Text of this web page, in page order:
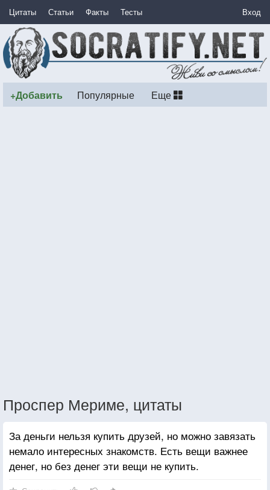
Цитаты Статьи Факты Тесты Вход
+Добавить Популярные Еще
Проспер Мериме, цитаты
За деньги нельзя купить друзей, но можно завязать
немало интересных знакомств. Есть вещи важнее
денег, но без денег эти вещи не купить.